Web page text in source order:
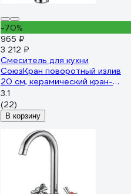
-70%
965 ₽
3 212 ₽
Смеситель для кухни
СоюзКран поворотный излив
20 см, керамический кран-
буксы 1/2, хром, цинк SK01-
T204 567-063
3.1
(22)
В корзину